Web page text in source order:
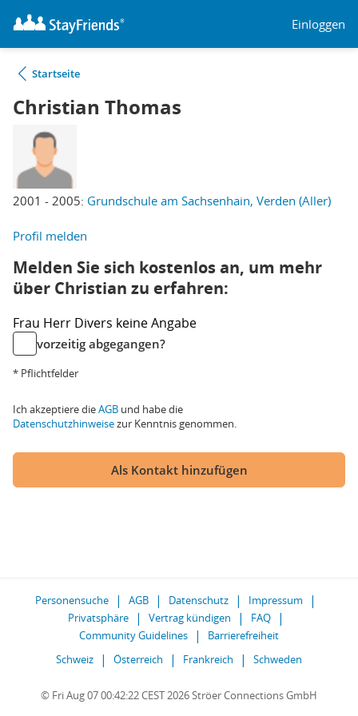
Einloggen
Startseite
Christian Thomas
2001 - 2005: Grundschule am Sachsenhain, Verden (Aller)
Profil melden
Melden Sie sich kostenlos an, um mehr
über Christian zu erfahren:
Frau Herr Divers keine Angabe
vorzeitig abgegangen?
* Pflichtfelder
Ich akzeptiere dieAGB und habe die
Datenschutzhinweisezur Kenntnis genommen.
Als Kontakt hinzufügen
Personensuche AGB Datenschutz
Impressum
Privatsphäre
Vertrag kündigen
FAQ
Community Guidelines
Barrierefreiheit
Schweiz
Österreich Frankreich Schweden
© Fri Aug 07 00:42:22 CEST 2026 Ströer Connections GmbH